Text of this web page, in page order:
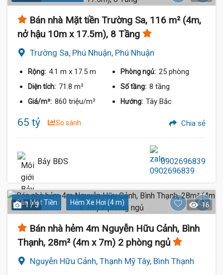
Bán nhà Mặt tiền Trường Sa, 116 m² (4m,
nở hậu 10m x 17.5m), 8 Tầng
Trường Sa, Phú Nhuận, Phú Nhuận
Rộng: 4.1 m x 17.5 m Phòng ngủ: 25 phòng
Diện tích: 71.8 m² Số tầng: 8 tầng
Giá/m²: 860 triệu/m² Hướng: Tây Bắc
65 tỷ So sánh Chia sẻ
Bảy BĐS 0902696839
Gần Mặt Tiền Hẻm Xe Hơi (4 m)
1 / 3 16
Bán nhà hẻm 4m Nguyễn Hữu Cảnh, Bình
Thạnh, 28m² (4m x 7m) 2 phòng ngủ
Nguyễn Hữu Cảnh, Thạnh Mỹ Tây, Bình Thạnh